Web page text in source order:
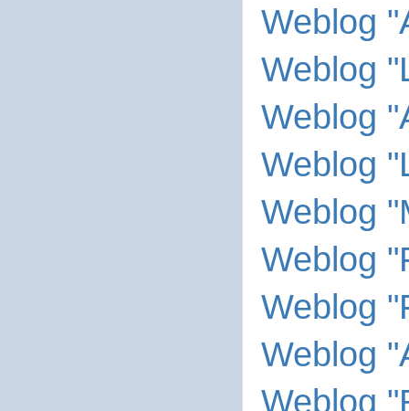
Weblog
Weblog
Weblog
Weblog
Weblog
Weblog
Weblog
Weblog
Weblog